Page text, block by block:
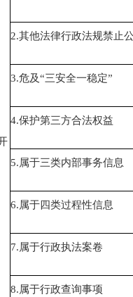
2.其他法律行政法规禁止
3.危及“三安全一稳定”
4.保护第三方合法权益
5.属于三类内部事务信息
6.属于四类过程性信息
7.属于行政执法案卷
8.属于行政查询事项